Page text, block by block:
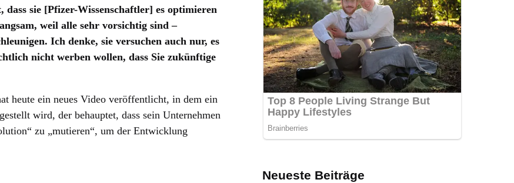
sie [Pfizer-Wissenschaftler] es optimieren
weil alle sehr vorsichtig sind –
Ich denke, sie versuchen auch nur, es
nicht werben wollen, dass Sie zukünftige
heute ein neues Video veröffentlicht, in dem ein
wird, der behauptet, dass sein Unternehmen
zu „mutieren“, um der Entwicklung
Neueste Beiträge